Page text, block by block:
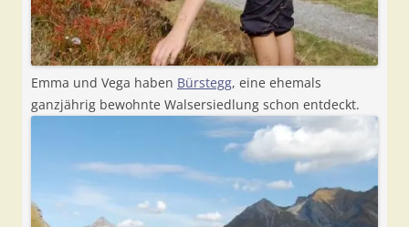
Emma und Vega haben Bürstegg, eine ehemals
ganzjährig bewohnte Walsersiedlung schon entdeckt.